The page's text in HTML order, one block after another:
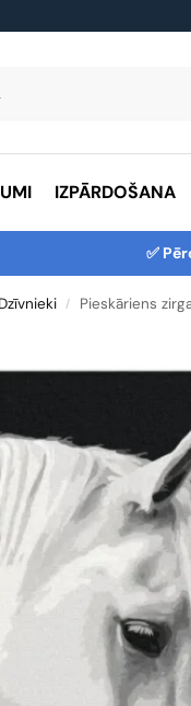
IZPĀRDOŠANA
✅
Dzīvnieki / Pieskāriens